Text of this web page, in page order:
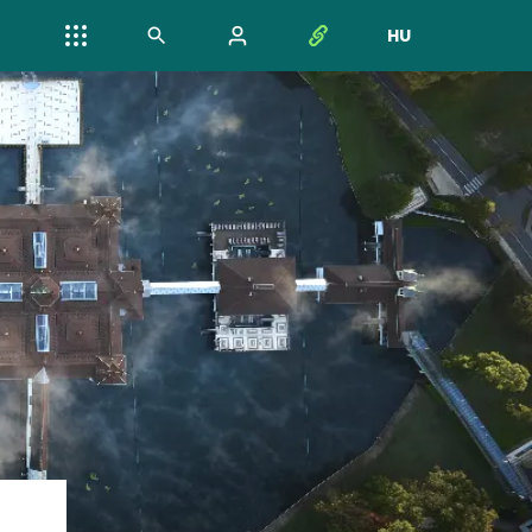
HU
NYELV